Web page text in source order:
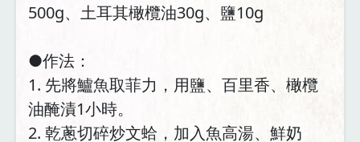
500g、土耳其橄欖油30g、鹽10g
●作法：
1. 先將鱸魚取菲力，用鹽、百里香、橄欖
油醃漬1小時。
2. 乾蔥切碎炒文蛤，加入魚高湯、鮮奶